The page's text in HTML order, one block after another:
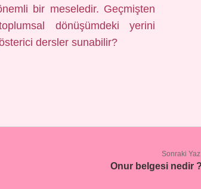
bir meseledir. Geçmişten
dönüşümdeki yerini
dersler sunabilir?
Sonraki
Onur belgesi nedir